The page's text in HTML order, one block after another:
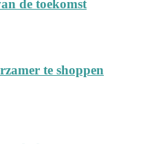
de toekomst
te shoppen